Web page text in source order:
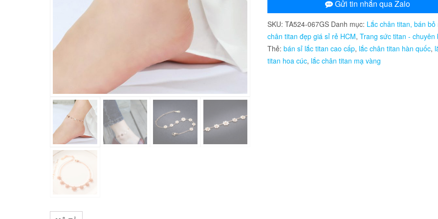
titan
hoa
cúc
màu
hồng
Gửi tin nhắn qua Zalo
SKU: TA524-067GS Danh mục: Lắc chân titan, bán bỏ
chân titan đẹp giá sỉ rẻ HCM, Trang sức titan - chuyên
Thẻ: bán sỉ lắc titan cao cấp, lắc chân titan hàn quốc,
titan hoa cúc, lắc chân titan mạ vàng